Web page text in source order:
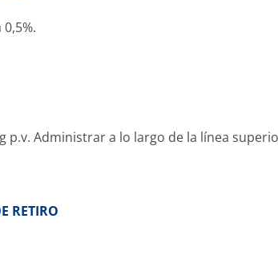
p.v. Administrar a lo largo de la línea
RETIRO